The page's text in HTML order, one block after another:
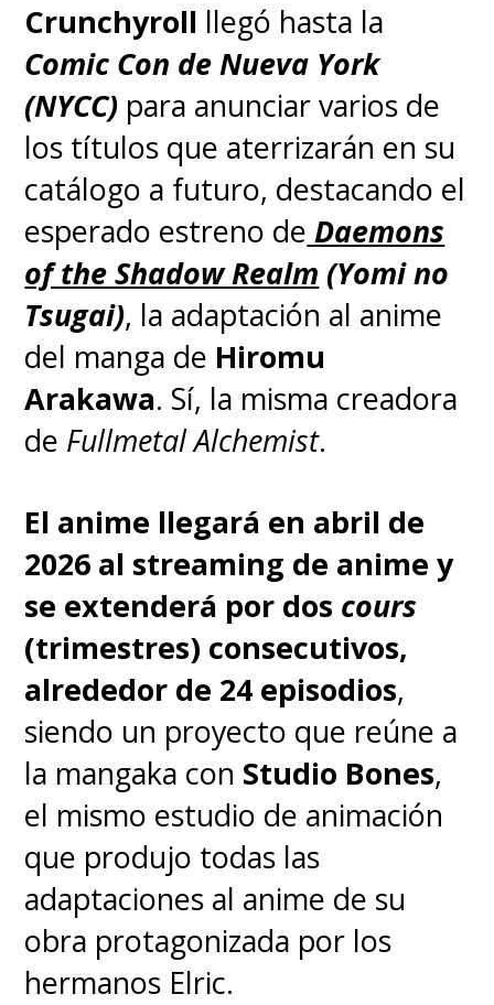
Crunchyroll llegó hasta la
Comic Con de Nueva York
(NYCC) para anunciar varios de
los títulos que aterrizarán en su
catálogo a futuro, destacando el
esperado estreno de Daemons
of the Shadow Realm (Yomi no
Tsugai), la adaptación al anime
del manga de Hiromu
Arakawa. Sí, la misma creadora
de Fullmetal Alchemist.
El anime llegará en abril de
2026 al streaming de anime y
se extenderá por dos cours
(trimestres) consecutivos,
alrededor de 24 episodios,
siendo un proyecto que reúne a
la mangaka con Studio Bones,
el mismo estudio de animación
que produjo todas las
adaptaciones al anime de su
obra protagonizada por los
hermanos Elric.